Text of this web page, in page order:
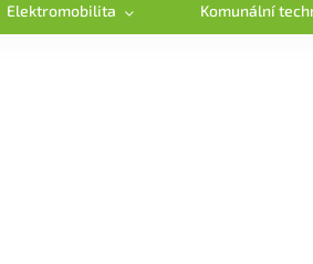
Elektromobilita Komunální